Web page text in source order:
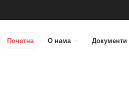
Почетна О нама Документи